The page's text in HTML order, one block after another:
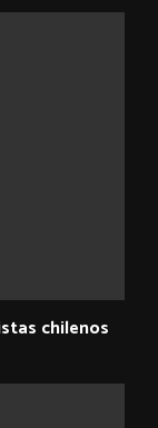
chilenos